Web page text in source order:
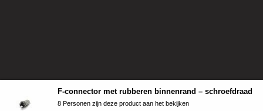
F-connector met rubberen binnenrand – schroefdraad
8 Personen zijn deze product aan het bekijken